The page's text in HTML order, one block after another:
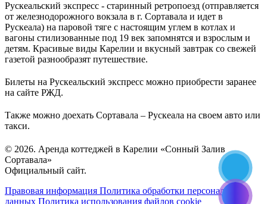
Рускеальский экспресс - старинный ретропоезд (отправляется
от железнодорожного вокзала в г. Сортавала и идет в
Рускеала) на паровой тяге с настоящим углем в котлах и
вагоны стилизованные под 19 век запомнятся и взрослым и
детям. Красивые виды Карелии и вкусный завтрак со свежей
газетой разнообразят путешествие.
Билеты на Рускеальский экспресс можно приобрести заранее
на сайте РЖД.
Также можно доехать Сортавала – Рускеала на своем авто или
такси.
© 2026. Аренда коттеджей в Карелии «Сонный Залив
Сортавала»
Официальный сайт.
Правовая информация Политика обработки персональных
данных Политика использования файлов cookie